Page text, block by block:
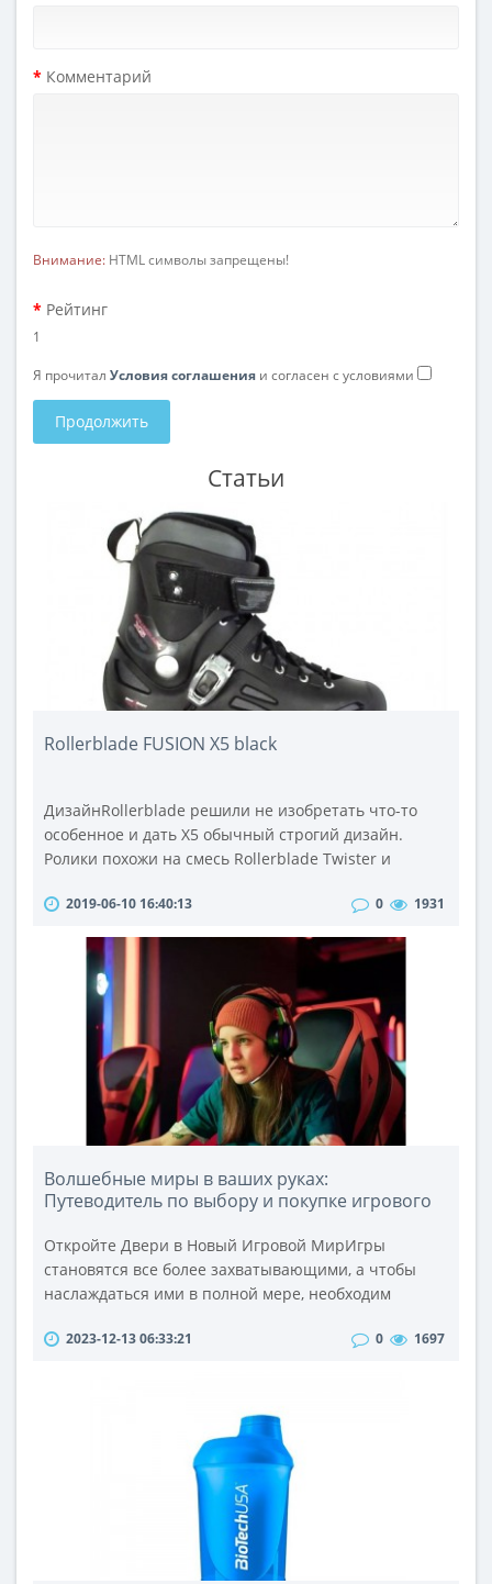
Комментарий
Внимание: HTML символы запрещены!
Рейтинг
1
Я прочитал Условия соглашения и согласен с условиями
Продолжить
Статьи
Rollerblade FUSION X5 black
ДизайнRollerblade решили не изобретать что-то
особенное и дать X5 обычный строгий дизайн.
Ролики похожи на смесь Rollerblade Twister и
вентиляция, черная рама и черные колеса,
дизайнерских подтеков или еще чего нибудь, только
2-3 надписи Rollerblade или Fusion X5.Гибкость /
жесткостьБотинок и каф изготовл..
2019-06-10 16:40:13 0 1931
Волшебные миры в ваших руках:
Путеводитель по выбору и покупке игрового
Откройте Двери в Новый Игровой МирИгры
становятся все более захватывающими, а чтобы
наслаждаться ими в полной мере, необходим
компьютеры (ПК) предоставляют уникальный опыт,
статье мы рассмотрим, как выбрать и где купить
идеальный игровой ПК, чтобы погрузиться в мир ..
2023-12-13 06:33:21 0 1697